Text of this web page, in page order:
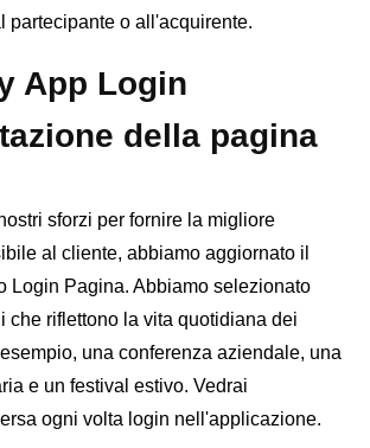
partecipante o all'acquirente.
App Login
della pagina
sforzi per fornire la migliore
al cliente, abbiamo aggiornato il
Login Pagina. Abbiamo selezionato
che riflettono la vita quotidiana dei
una conferenza aziendale, una
e un festival estivo. Vedrai
ogni volta login nell'applicazione.